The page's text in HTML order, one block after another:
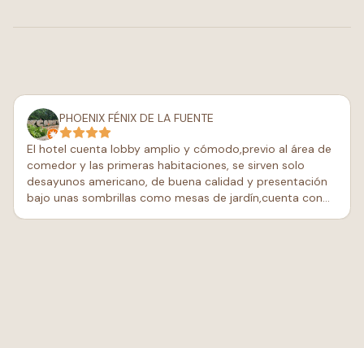
PHOENIX FÉNIX DE LA FUENTE
El hotel cuenta lobby amplio y cómodo,previo al área de
comedor y las primeras habitaciones, se sirven solo
desayunos americano, de buena calidad y presentación
bajo unas sombrillas como mesas de jardín,cuenta con